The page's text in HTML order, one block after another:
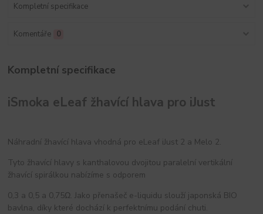
Kompletní specifikace
Komentáře 0
Kompletní specifikace
iSmoka eLeaf žhavící hlava pro iJust
Náhradní žhavící hlava vhodná pro eLeaf iJust 2 a Melo 2.
Tyto žhavící hlavy s kanthalovou dvojitou paralelní vertikální
žhavící spirálkou nabízíme s odporem
0,3 a 0,5 a 0,75Ω. Jako přenašeč e-liquidu slouží japonská BIO
bavlna, díky které dochází k perfektnímu podání chuti.